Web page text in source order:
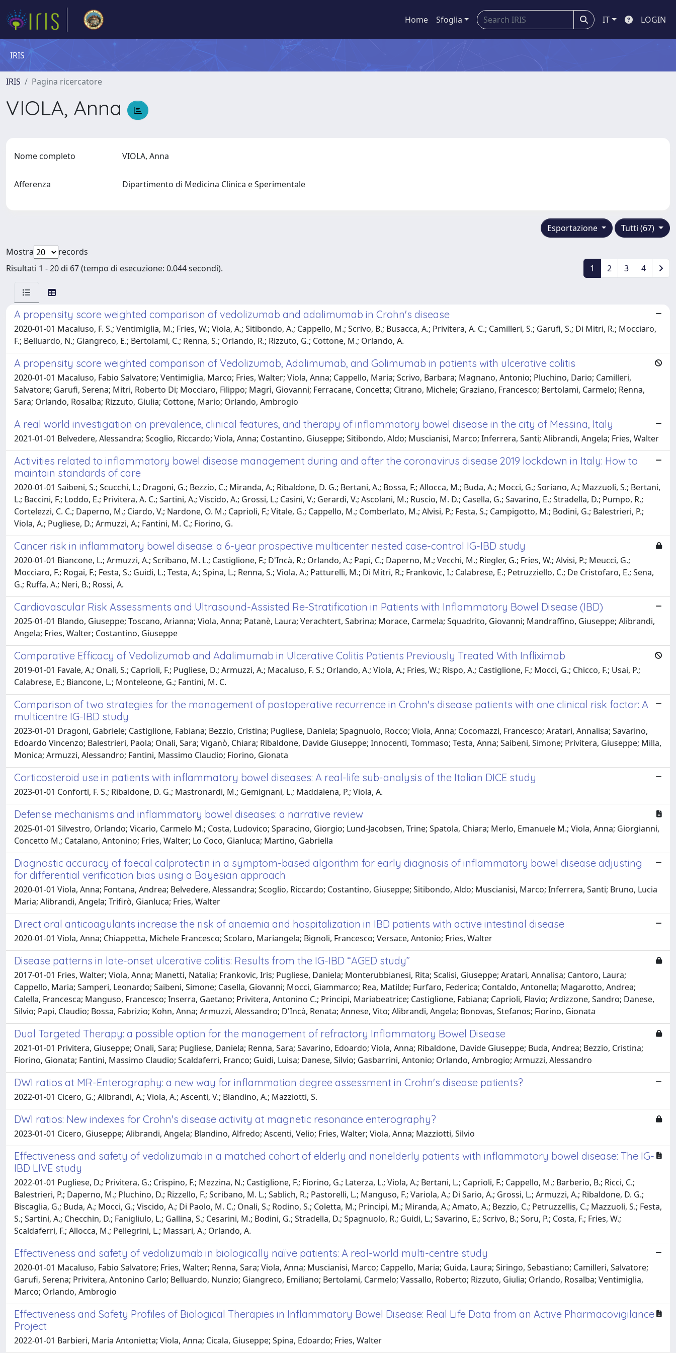
Home Sfoglia IT LOGIN
IRIS
IRIS Pagina ricercatore
VIOLA, Anna
Nome completo VIOLA, Anna
Afferenza Dipartimento di Medicina Clinica e Sperimentale
Tutti (67)
Esportazione
Mostra
records
Risultati 1 - 20 di 67 (tempo di esecuzione: 0.044 secondi).
1 2 3 4
A propensity score weighted comparison of vedolizumab and adalimumab in Crohn's disease
2020-01-01 Macaluso, F. S.; Ventimiglia, M.; Fries, W.; Viola, A.; Sitibondo, A.; Cappello, M.; Scrivo, B.; Busacca, A.; Privitera, A. C.; Camilleri, S.; Garufi, S.; Di Mitri, R.; Mocciaro,
F.; Belluardo, N.; Giangreco, E.; Bertolami, C.; Renna, S.; Orlando, R.; Rizzuto, G.; Cottone, M.; Orlando, A.
A propensity score weighted comparison of Vedolizumab, Adalimumab, and Golimumab in patients with ulcerative colitis
2020-01-01 Macaluso, Fabio Salvatore; Ventimiglia, Marco; Fries, Walter; Viola, Anna; Cappello, Maria; Scrivo, Barbara; Magnano, Antonio; Pluchino, Dario; Camilleri,
Salvatore; Garufi, Serena; Mitri, Roberto Di; Mocciaro, Filippo; Magrì, Giovanni; Ferracane, Concetta; Citrano, Michele; Graziano, Francesco; Bertolami, Carmelo; Renna,
Sara; Orlando, Rosalba; Rizzuto, Giulia; Cottone, Mario; Orlando, Ambrogio
A real world investigation on prevalence, clinical features, and therapy of inflammatory bowel disease in the city of Messina, Italy
2021-01-01 Belvedere, Alessandra; Scoglio, Riccardo; Viola, Anna; Costantino, Giuseppe; Sitibondo, Aldo; Muscianisi, Marco; Inferrera, Santi; Alibrandi, Angela; Fries, Walter
Activities related to inflammatory bowel disease management during and after the coronavirus disease 2019 lockdown in Italy: How to
maintain standards of care
2020-01-01 Saibeni, S.; Scucchi, L.; Dragoni, G.; Bezzio, C.; Miranda, A.; Ribaldone, D. G.; Bertani, A.; Bossa, F.; Allocca, M.; Buda, A.; Mocci, G.; Soriano, A.; Mazzuoli, S.; Bertani,
L.; Baccini, F.; Loddo, E.; Privitera, A. C.; Sartini, A.; Viscido, A.; Grossi, L.; Casini, V.; Gerardi, V.; Ascolani, M.; Ruscio, M. D.; Casella, G.; Savarino, E.; Stradella, D.; Pumpo, R.;
Cortelezzi, C. C.; Daperno, M.; Ciardo, V.; Nardone, O. M.; Caprioli, F.; Vitale, G.; Cappello, M.; Comberlato, M.; Alvisi, P.; Festa, S.; Campigotto, M.; Bodini, G.; Balestrieri, P.;
Viola, A.; Pugliese, D.; Armuzzi, A.; Fantini, M. C.; Fiorino, G.
Cancer risk in inflammatory bowel disease: a 6-year prospective multicenter nested case-control IG-IBD study
2020-01-01 Biancone, L.; Armuzzi, A.; Scribano, M. L.; Castiglione, F.; D'Incà, R.; Orlando, A.; Papi, C.; Daperno, M.; Vecchi, M.; Riegler, G.; Fries, W.; Alvisi, P.; Meucci, G.;
Mocciaro, F.; Rogai, F.; Festa, S.; Guidi, L.; Testa, A.; Spina, L.; Renna, S.; Viola, A.; Patturelli, M.; Di Mitri, R.; Frankovic, I.; Calabrese, E.; Petruzziello, C.; De Cristofaro, E.; Sena,
G.; Ruffa, A.; Neri, B.; Rossi, A.
Cardiovascular Risk Assessments and Ultrasound-Assisted Re-Stratification in Patients with Inflammatory Bowel Disease (IBD)
2025-01-01 Blando, Giuseppe; Toscano, Arianna; Viola, Anna; Patanè, Laura; Verachtert, Sabrina; Morace, Carmela; Squadrito, Giovanni; Mandraffino, Giuseppe; Alibrandi,
Angela; Fries, Walter; Costantino, Giuseppe
Comparative Efficacy of Vedolizumab and Adalimumab in Ulcerative Colitis Patients Previously Treated With Infliximab
2019-01-01 Favale, A.; Onali, S.; Caprioli, F.; Pugliese, D.; Armuzzi, A.; Macaluso, F. S.; Orlando, A.; Viola, A.; Fries, W.; Rispo, A.; Castiglione, F.; Mocci, G.; Chicco, F.; Usai, P.;
Calabrese, E.; Biancone, L.; Monteleone, G.; Fantini, M. C.
Comparison of two strategies for the management of postoperative recurrence in Crohn's disease patients with one clinical risk factor: A
multicentre IG-IBD study
2023-01-01 Dragoni, Gabriele; Castiglione, Fabiana; Bezzio, Cristina; Pugliese, Daniela; Spagnuolo, Rocco; Viola, Anna; Cocomazzi, Francesco; Aratari, Annalisa; Savarino,
Edoardo Vincenzo; Balestrieri, Paola; Onali, Sara; Viganò, Chiara; Ribaldone, Davide Giuseppe; Innocenti, Tommaso; Testa, Anna; Saibeni, Simone; Privitera, Giuseppe; Milla,
Monica; Armuzzi, Alessandro; Fantini, Massimo Claudio; Fiorino, Gionata
Corticosteroid use in patients with inflammatory bowel diseases: A real-life sub-analysis of the Italian DICE study
2023-01-01 Conforti, F. S.; Ribaldone, D. G.; Mastronardi, M.; Gemignani, L.; Maddalena, P.; Viola, A.
Defense mechanisms and inflammatory bowel diseases: a narrative review
2025-01-01 Silvestro, Orlando; Vicario, Carmelo M.; Costa, Ludovico; Sparacino, Giorgio; Lund-Jacobsen, Trine; Spatola, Chiara; Merlo, Emanuele M.; Viola, Anna; Giorgianni,
Concetto M.; Catalano, Antonino; Fries, Walter; Lo Coco, Gianluca; Martino, Gabriella
Diagnostic accuracy of faecal calprotectin in a symptom-based algorithm for early diagnosis of inflammatory bowel disease adjusting
for differential verification bias using a Bayesian approach
2020-01-01 Viola, Anna; Fontana, Andrea; Belvedere, Alessandra; Scoglio, Riccardo; Costantino, Giuseppe; Sitibondo, Aldo; Muscianisi, Marco; Inferrera, Santi; Bruno, Lucia
Maria; Alibrandi, Angela; Trifirò, Gianluca; Fries, Walter
Direct oral anticoagulants increase the risk of anaemia and hospitalization in IBD patients with active intestinal disease
2020-01-01 Viola, Anna; Chiappetta, Michele Francesco; Scolaro, Mariangela; Bignoli, Francesco; Versace, Antonio; Fries, Walter
Disease patterns in late-onset ulcerative colitis: Results from the IG-IBD “AGED study”
2017-01-01 Fries, Walter; Viola, Anna; Manetti, Natalia; Frankovic, Iris; Pugliese, Daniela; Monterubbianesi, Rita; Scalisi, Giuseppe; Aratari, Annalisa; Cantoro, Laura;
Cappello, Maria; Samperi, Leonardo; Saibeni, Simone; Casella, Giovanni; Mocci, Giammarco; Rea, Matilde; Furfaro, Federica; Contaldo, Antonella; Magarotto, Andrea;
Calella, Francesca; Manguso, Francesco; Inserra, Gaetano; Privitera, Antonino C.; Principi, Mariabeatrice; Castiglione, Fabiana; Caprioli, Flavio; Ardizzone, Sandro; Danese,
Silvio; Papi, Claudio; Bossa, Fabrizio; Kohn, Anna; Armuzzi, Alessandro; D'Incà, Renata; Annese, Vito; Alibrandi, Angela; Bonovas, Stefanos; Fiorino, Gionata
Dual Targeted Therapy: a possible option for the management of refractory Inflammatory Bowel Disease
2021-01-01 Privitera, Giuseppe; Onali, Sara; Pugliese, Daniela; Renna, Sara; Savarino, Edoardo; Viola, Anna; Ribaldone, Davide Giuseppe; Buda, Andrea; Bezzio, Cristina;
Fiorino, Gionata; Fantini, Massimo Claudio; Scaldaferri, Franco; Guidi, Luisa; Danese, Silvio; Gasbarrini, Antonio; Orlando, Ambrogio; Armuzzi, Alessandro
DWI ratios at MR-Enterography: a new way for inflammation degree assessment in Crohn's disease patients?
2022-01-01 Cicero, G.; Alibrandi, A.; Viola, A.; Ascenti, V.; Blandino, A.; Mazziotti, S.
DWI ratios: New indexes for Crohn's disease activity at magnetic resonance enterography?
2023-01-01 Cicero, Giuseppe; Alibrandi, Angela; Blandino, Alfredo; Ascenti, Velio; Fries, Walter; Viola, Anna; Mazziotti, Silvio
Effectiveness and safety of vedolizumab in a matched cohort of elderly and nonelderly patients with inflammatory bowel disease: The IG-
IBD LIVE study
2022-01-01 Pugliese, D.; Privitera, G.; Crispino, F.; Mezzina, N.; Castiglione, F.; Fiorino, G.; Laterza, L.; Viola, A.; Bertani, L.; Caprioli, F.; Cappello, M.; Barberio, B.; Ricci, C.;
Balestrieri, P.; Daperno, M.; Pluchino, D.; Rizzello, F.; Scribano, M. L.; Sablich, R.; Pastorelli, L.; Manguso, F.; Variola, A.; Di Sario, A.; Grossi, L.; Armuzzi, A.; Ribaldone, D. G.;
Biscaglia, G.; Buda, A.; Mocci, G.; Viscido, A.; Di Paolo, M. C.; Onali, S.; Rodino, S.; Coletta, M.; Principi, M.; Miranda, A.; Amato, A.; Bezzio, C.; Petruzzellis, C.; Mazzuoli, S.; Festa,
S.; Sartini, A.; Checchin, D.; Fanigliulo, L.; Gallina, S.; Cesarini, M.; Bodini, G.; Stradella, D.; Spagnuolo, R.; Guidi, L.; Savarino, E.; Scrivo, B.; Soru, P.; Costa, F.; Fries, W.;
Scaldaferri, F.; Allocca, M.; Pellegrini, L.; Massari, A.; Orlando, A.
Effectiveness and safety of vedolizumab in biologically naïve patients: A real-world multi-centre study
2020-01-01 Macaluso, Fabio Salvatore; Fries, Walter; Renna, Sara; Viola, Anna; Muscianisi, Marco; Cappello, Maria; Guida, Laura; Siringo, Sebastiano; Camilleri, Salvatore;
Garufi, Serena; Privitera, Antonino Carlo; Belluardo, Nunzio; Giangreco, Emiliano; Bertolami, Carmelo; Vassallo, Roberto; Rizzuto, Giulia; Orlando, Rosalba; Ventimiglia,
Marco; Orlando, Ambrogio
Effectiveness and Safety Profiles of Biological Therapies in Inflammatory Bowel Disease: Real Life Data from an Active Pharmacovigilance
Project
2022-01-01 Barbieri, Maria Antonietta; Viola, Anna; Cicala, Giuseppe; Spina, Edoardo; Fries, Walter